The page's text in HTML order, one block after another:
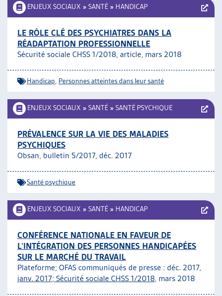
ENJEUX SOCIAUX » SANTÉ » HANDICAP
LE RÔLE CLÉ DES PSYCHIATRES DANS LA
RÉADAPTATION PROFESSIONNELLE
Sécurité sociale CHSS 1/2018, article, mars 2018
Handicap Personnes atteintes dans leur santé
ENJEUX SOCIAUX » SANTÉ » SANTÉ PSYCHIQUE
PRÉVALENCE SUR LA VIE DES MALADIES
PSYCHIQUES
Obsan, bulletin 5/2017, déc. 2017
Santé psychique
ENJEUX SOCIAUX » SANTÉ » HANDICAP
CONFÉRENCE NATIONALE EN FAVEUR DE
L’INTÉGRATION DES PERSONNES HANDICAPÉES
SUR LE MARCHÉ DU TRAVAIL
Plateforme; OFAS communiqués de presse : déc. 2017,
janv. 2017; Sécurité sociale CHSS 1/2018, mars 2018